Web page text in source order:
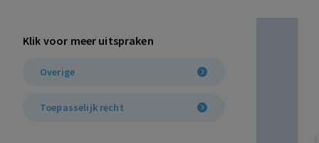
Klik voor meer uitspraken
Overige
Toepasselijk recht